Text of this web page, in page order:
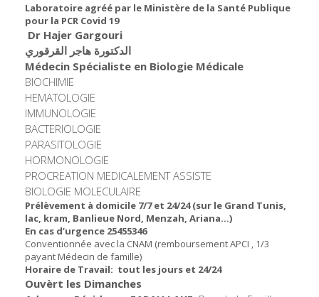
Laboratoire agréé par le Ministère de la Santé Publique
pour la PCR Covid 19
Dr Hajer Gargouri
الدكتورة هاجر القرقوري
Médecin Spécialiste en Biologie Médicale
BIOCHIMIE
HEMATOLOGIE
IMMUNOLOGIE
BACTERIOLOGIE
PARASITOLOGIE
HORMONOLOGIE
PROCREATION MEDICALEMENT ASSISTE
BIOLOGIE MOLECULAIRE
Prélèvement à domicile 7/7 et 24/24 (sur le Grand Tunis,
lac, kram, Banlieue Nord, Menzah, Ariana…)
En cas d’urgence 25455346
Conventionnée avec la CNAM (remboursement APCI , 1/3
payant Médecin de famille)
Horaire de Travail: tout les jours et 24/24
Ouvèrt les Dimanches